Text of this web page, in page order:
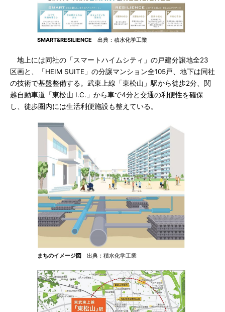
SMART&RESILIENCE 出典：積水化学工業
地上には同社の「スマートハイムシティ」の戸建分譲地全23
区画と、「HEIM SUITE」の分譲マンション全105戸、地下は同社
の技術で基盤整備する。武東上線「東松山」駅から徒歩2分、関
越自動車道「東松山 I.C.」から車で4分と交通の利便性を確保
し、徒歩圏内には生活利便施設も整えている。
まちのイメージ図 出典：積水化学工業